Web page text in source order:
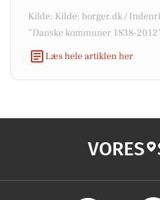
Kilde: Kilde: borger.dk /
”Danske kommuner 1838-
Læs hele artiklen her
VORES